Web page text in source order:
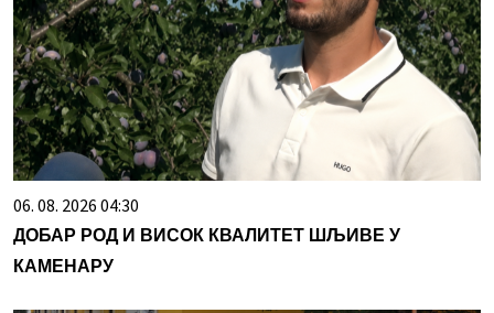
06. 08. 2026 04:30
ДОБАР РОД И ВИСОК КВАЛИТЕТ ШЉИВЕ У
КАМЕНАРУ